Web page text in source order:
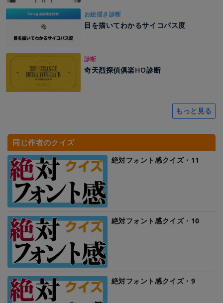
お絵描き診断
目を描いてわかるサイコパス度
診断
奇天烈探偵俱楽HO診断
もっと見る
同じ作者のクイズ
絶対フォント感クイズ・11
絶対フォント感クイズ・10
絶対フォント感クイズ・9